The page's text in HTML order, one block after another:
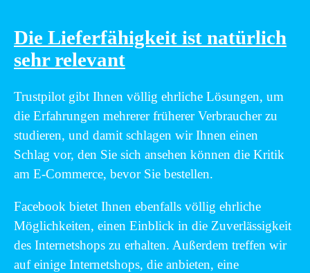
Die Lieferfähigkeit ist natürlich
sehr relevant
Trustpilot gibt Ihnen völlig ehrliche Lösungen, um
die Erfahrungen mehrerer früherer Verbraucher zu
studieren, und damit schlagen wir Ihnen einen
Schlag vor, den Sie sich ansehen können die Kritik
am E-Commerce, bevor Sie bestellen.
Facebook bietet Ihnen ebenfalls völlig ehrliche
Möglichkeiten, einen Einblick in die Zuverlässigkeit
des Internetshops zu erhalten. Außerdem treffen wir
auf einige Internetshops, die anbieten, eine